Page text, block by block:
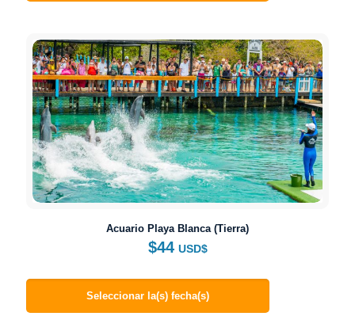
Acuario Playa Blanca (Tierra)
$44 USD$
Seleccionar la(s) fecha(s)